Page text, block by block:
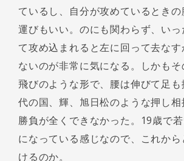
ているし、自分が攻めているとき
運びもいい。のにも関わらず、い
て攻め込まれると左に回って去な
ないのが非常に気になる。しかも
飛びのような形で、腰は伸びて足
代の国、輝、旭日松のような押し
勝負が全くできなかった。19歳で
になっている感じなので、これか
けるのか。